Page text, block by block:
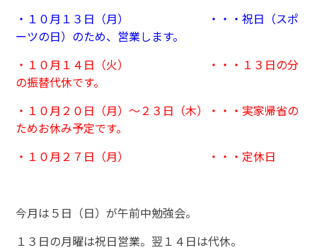
・１０月１３日（月） ・・・祝日（スポ
ーツの日）のため、営業します。
・１０月１４日（火） ・・・１３日の分
の振替代休です。
・１０月２０日（月）～２３日（木）・・・実家帰省の
ためお休み予定です。
・１０月２７日（月） ・・・定休日
今月は５日（日）が午前中勉強会。
１３日の月曜は祝日営業。翌１４日は代休。